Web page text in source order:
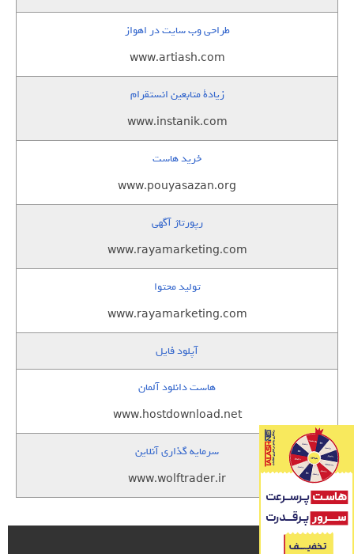
طراحی وب سایت در اهواز
www.artiash.com
زيادة متابعين انستقرام
www.instanik.com
خرید هاست
www.pouyasazan.org
رپورتاژ آگهی
www.rayamarketing.com
تولید محتوا
www.rayamarketing.com
آپلود فایل
هاست دانلود آلمان
www.hostdownload.net
سرمایه گذاری آنلاین
www.wolftrader.ir